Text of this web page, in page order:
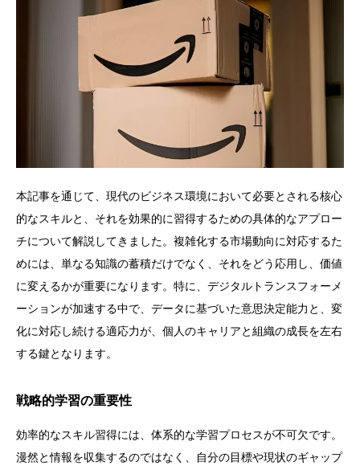
本記事を通じて、現代のビジネス環境において必要とされる核心
的なスキルと、それを効果的に習得するための具体的なアプロー
チについて解説してきました。複雑化する市場動向に対応するた
めには、単なる知識の蓄積だけでなく、それをどう応用し、価値
に変えるかが重要になります。特に、デジタルトランスフォーメ
ーションが加速する中で、データに基づいた意思決定能力と、変
化に対応し続ける適応力が、個人のキャリアと組織の成長を左右
する鍵となります。
戦略的学習の重要性
効率的なスキル習得には、体系的な学習プロセスが不可欠です。
漫然と情報を収集するのではなく、自分の目標や現状のギャップ